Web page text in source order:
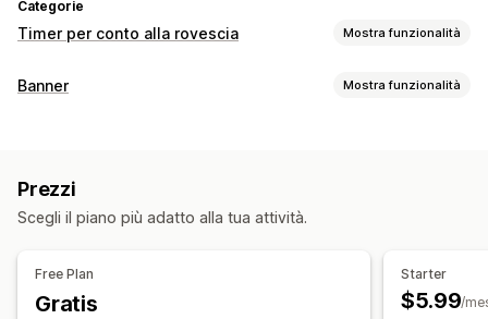
Categorie
Timer per conto alla rovescia Mostra funzionalità
Opzioni di visualizzazione
Pagine dei prodotti
Ricorrente
In base all’evento
Data di fine fissa
Banner Mostra funzionalità
Pagina del prodotto
CSS personalizzato
Prezzi
Scegli il piano più adatto alla tua attività.
Free Plan
Gratis
Starter
$5.99/